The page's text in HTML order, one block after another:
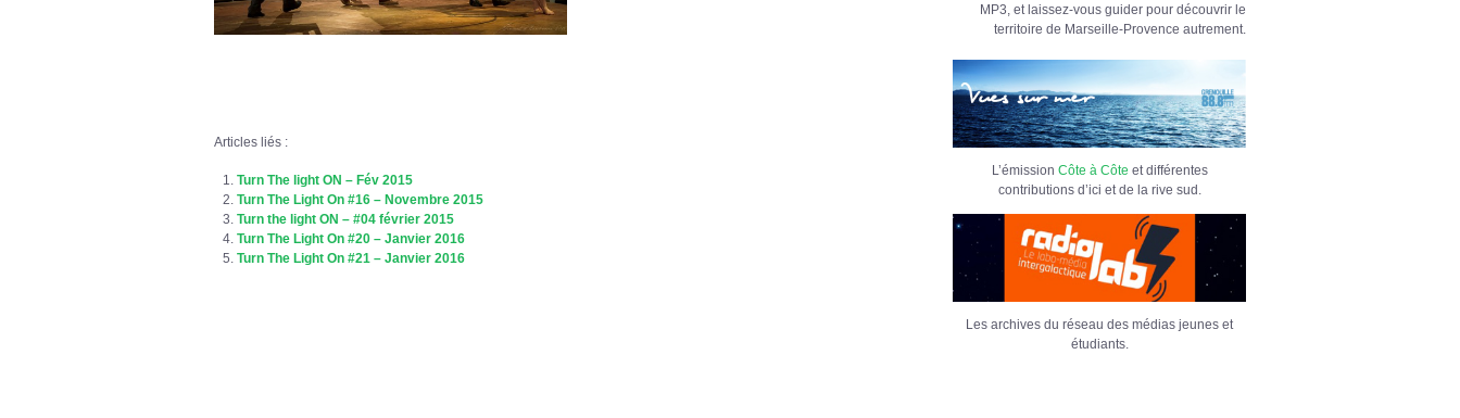
Articles liés :
Turn The light ON – Fév 2015
Turn The Light On #16 – Novembre 2015
Turn the light ON – #04 février 2015
Turn The Light On #20 – Janvier 2016
Turn The Light On #21 – Janvier 2016
MP3, et laissez-vous guider pour découvrir le
territoire de Marseille-Provence autrement.
L’émission Côte à Côte et différentes
contributions d’ici et de la rive sud.
Les archives du réseau des médias jeunes et
étudiants.